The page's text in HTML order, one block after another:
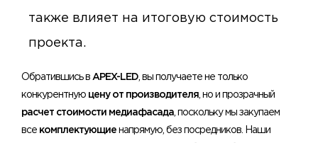
также влияет на итоговую стоимость
проекта.
Обратившись в APEX-LED , вы получаете не только
конкурентную цену от производителя , но и прозрачный
расчет стоимости медиафасада , поскольку мы закупаем
все комплектующие напрямую, без посредников. Наши